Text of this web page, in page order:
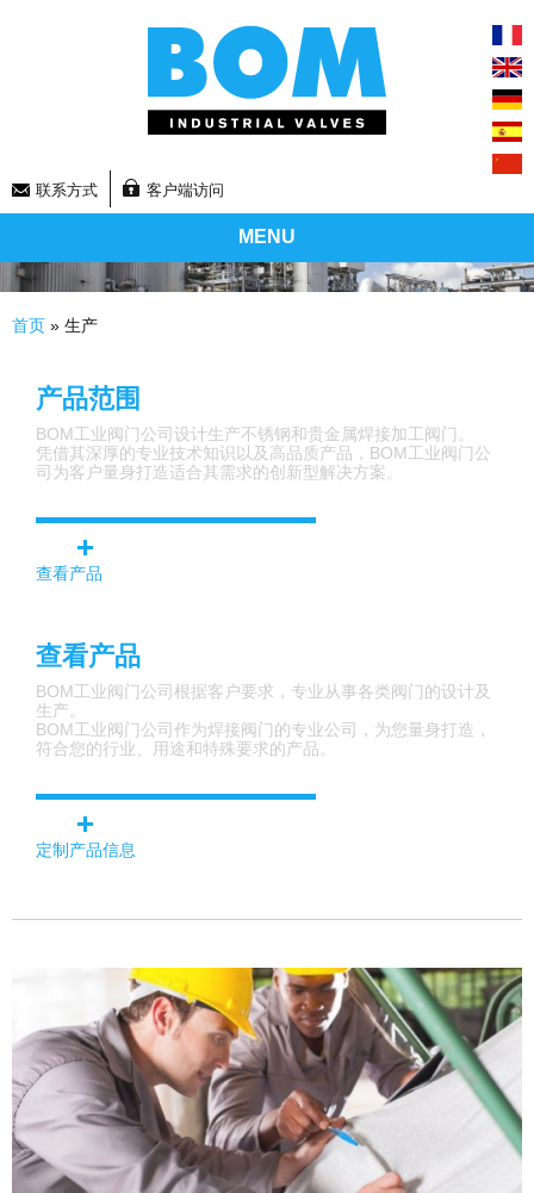
联系方式 客户端访问
MENU
你在这里
首页 » 生产
产品范围
BOM工业阀门公司设计生产不锈钢和贵金属焊接加工阀门。
凭借其深厚的专业技术知识以及高品质产品，BOM工业阀门公
司为客户量身打造适合其需求的创新型解决方案。
查看产品
查看产品
BOM工业阀门公司根据客户要求，专业从事各类阀门的设计及
生产。
BOM工业阀门公司作为焊接阀门的专业公司，为您量身打造，
符合您的行业、用途和特殊要求的产品。
定制产品信息